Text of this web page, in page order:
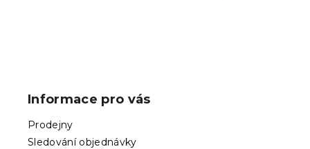
Informace pro vás
Prodejny
Sledování objednávky